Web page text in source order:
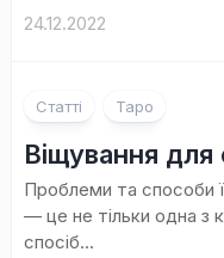
24.12.2022
Статті Таро
Віщування для
Проблеми та способи
— це не тільки одна з
спосіб...